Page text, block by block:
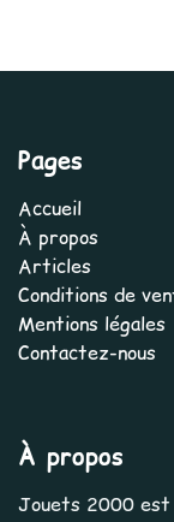
Pages
Accueil
À propos
Articles
Conditions de
Mentions légales
Contactez-nous
À propos
Jouets 2000 est